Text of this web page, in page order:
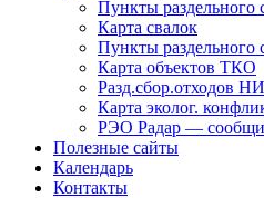
Пункты раздельного
Карта свалок
Пункты раздельного
Карта объектов ТКО
Разд.сбор.отходов
Карта эколог.
РЭО Радар —
Полезные сайты
Календарь
Контакты